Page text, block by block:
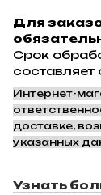
Для
Срок
составляет
Интернет-
доставке,
указанных
Узнать